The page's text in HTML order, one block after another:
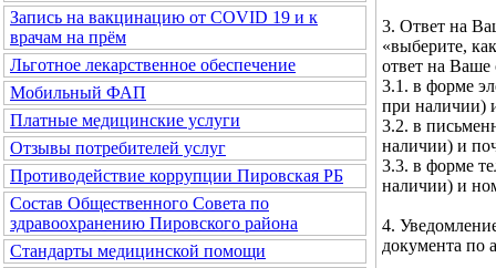
Запись на вакцинацию от COVID 19 и к
врачам на прём
Льготное лекарственное обеспечение
Мобильный ФАП
Платные медицинские услуги
Отзывы потребителей услуг
Противодействие коррупции Пировская РБ
Состав Общественного Совета по
здравоохранению Пировского района
Стандарты медицинской помощи
3. Ответ на
«выберите,
ответ на
3.1. в форме
при наличии)
3.2. в
наличии) и
3.3. в форме
наличии) и
4.
документа по